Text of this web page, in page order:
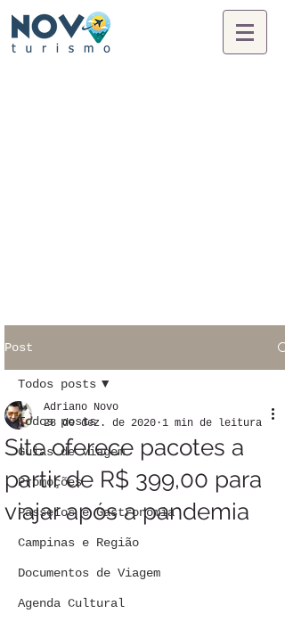
Post
Todos posts
Guias de viagem
Promoções
Passeios e Gastronomia
Campinas e Região
Documentos de Viagem
Agenda Cultural
Todos posts
Site oferece pacotes a
partir de R$ 399,00 para
viajar após a pandemia
Adriano Novo
28 de dez. de 2020 1 min de leitura